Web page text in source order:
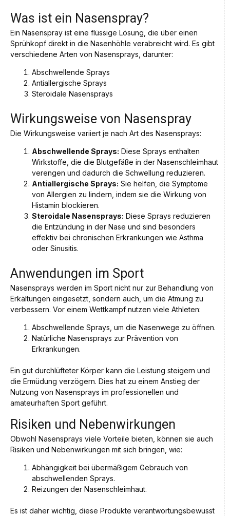
Was ist ein Nasenspray?
Ein Nasenspray ist eine flüssige Lösung, die über einen
Sprühkopf direkt in die Nasenhöhle verabreicht wird. Es gibt
verschiedene Arten von Nasensprays, darunter:
Abschwellende Sprays
Antiallergische Sprays
Steroidale Nasensprays
Wirkungsweise von Nasenspray
Die Wirkungsweise variiert je nach Art des Nasensprays:
Abschwellende Sprays: Diese Sprays enthalten
Wirkstoffe, die die Blutgefäße in der Nasenschleimhaut
verengen und dadurch die Schwellung reduzieren.
Antiallergische Sprays: Sie helfen, die Symptome
von Allergien zu lindern, indem sie die Wirkung von
Histamin blockieren.
Steroidale Nasensprays: Diese Sprays reduzieren
die Entzündung in der Nase und sind besonders
effektiv bei chronischen Erkrankungen wie Asthma
oder Sinusitis.
Anwendungen im Sport
Nasensprays werden im Sport nicht nur zur Behandlung von
Erkältungen eingesetzt, sondern auch, um die Atmung zu
verbessern. Vor einem Wettkampf nutzen viele Athleten:
Abschwellende Sprays, um die Nasenwege zu öffnen.
Natürliche Nasensprays zur Prävention von
Erkrankungen.
Ein gut durchlüfteter Körper kann die Leistung steigern und
die Ermüdung verzögern. Dies hat zu einem Anstieg der
Nutzung von Nasensprays im professionellen und
amateurhaften Sport geführt.
Risiken und Nebenwirkungen
Obwohl Nasensprays viele Vorteile bieten, können sie auch
Risiken und Nebenwirkungen mit sich bringen, wie:
Abhängigkeit bei übermäßigem Gebrauch von
abschwellenden Sprays.
Reizungen der Nasenschleimhaut.
Es ist daher wichtig, diese Produkte verantwortungsbewusst